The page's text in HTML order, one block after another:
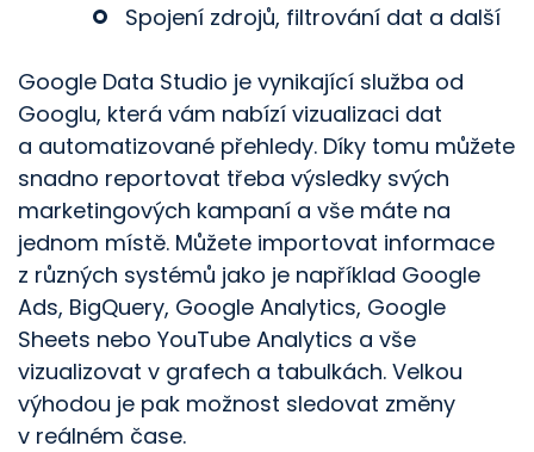
Spojení zdrojů, filtrování dat a další
Google Data Studio je vynikající služba od
Googlu, která vám nabízí vizualizaci dat
a automatizované přehledy. Díky tomu můžete
snadno reportovat třeba výsledky svých
marketingových kampaní a vše máte na
jednom místě. Můžete importovat informace
z různých systémů jako je například Google
Ads, BigQuery, Google Analytics, Google
Sheets nebo YouTube Analytics a vše
vizualizovat v grafech a tabulkách. Velkou
výhodou je pak možnost sledovat změny
v reálném čase.